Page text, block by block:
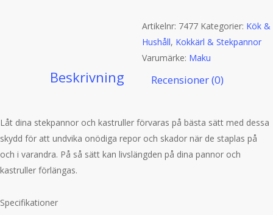
Artikelnr: 7477 Kategorier: Kök &
Hushåll, Kokkärl & Stekpannor
Varumärke: Maku
Beskrivning Recensioner (0)
Låt dina stekpannor och kastruller förvaras på bästa sätt med dessa
skydd för att undvika onödiga repor och skador när de staplas på
och i varandra. På så sätt kan livslängden på dina pannor och
kastruller förlängas.
Specifikationer